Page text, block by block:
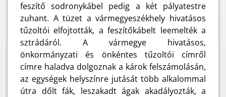
feszítő sodronykábel pedig a két pályatestre
zuhant. A tüzet a vármegyeszékhely hivatásos
tűzoltói elfojtották, a feszítőkábelt leemelték a
sztrádáról. A vármegye hivatásos,
önkormányzati és önkéntes tűzoltói címről
címre haladva dolgoznak a károk felszámolásán,
az egységek helyszínre jutását több alkalommal
útra dőlt fák, leszakadt ágak akadályozták, a